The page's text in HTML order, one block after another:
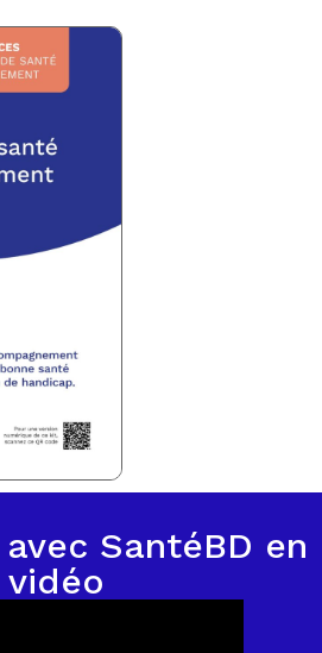
SantéBD en
vidéo